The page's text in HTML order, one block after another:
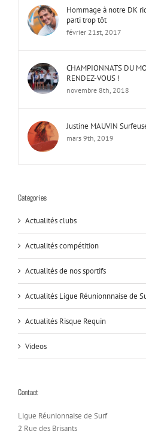
Hommage à notre DK
parti trop tôt
février 21st, 2017
CHAMPIONNATS DU
RENDEZ-VOUS !
novembre 8th, 2018
Justine MAUVIN
mars 9th, 2019
Catégories
Actualités clubs
Actualités compétition
Actualités de nos sportifs
Actualités Ligue Réunionnnaise de
Actualités Risque Requin
Videos
Contact
Ligue Réunionnaise de Surf
2 Rue des Brisants